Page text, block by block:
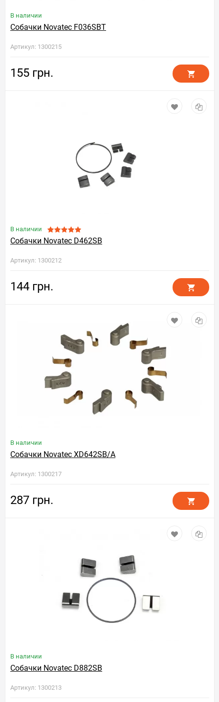
В наличии
Собачки Novatec F036SBT
Артикул: 1300215
155 грн.
В наличии
Собачки Novatec D462SB
Артикул: 1300212
144 грн.
В наличии
Собачки Novatec XD642SB/A
Артикул: 1300217
287 грн.
В наличии
Собачки Novatec D882SB
Артикул: 1300213